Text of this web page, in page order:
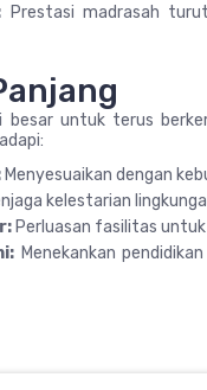
Prestasi madrasah
besar untuk terus
Menyesuaikan dengan
kelestarian
Perluasan fasilitas
Menekankan